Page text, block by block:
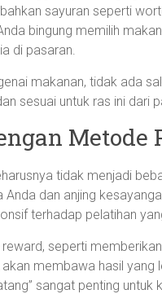
sayuran seperti
bingung memilih
di pasaran.
makanan, tidak ada
sesuai untuk ras ini dari
Metode
tidak menjadi
Anda dan anjing
terhadap pelatihan
seperti
membawa hasil
sangat penting